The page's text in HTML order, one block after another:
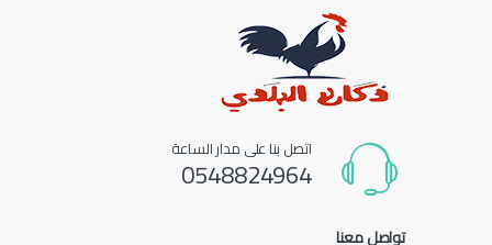
اتصل بنا على مدار الساعة
0548824964
تواصل معنا